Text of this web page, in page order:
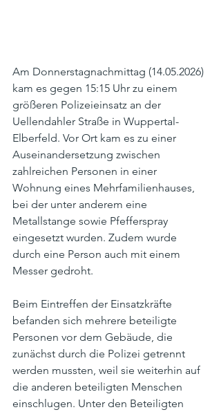
Am Donnerstagnachmittag (14.05.2026)
kam es gegen 15:15 Uhr zu einem
größeren Polizeieinsatz an der
Uellendahler Straße in Wuppertal-
Elberfeld. Vor Ort kam es zu einer
Auseinandersetzung zwischen
zahlreichen Personen in einer
Wohnung eines Mehrfamilienhauses,
bei der unter anderem eine
Metallstange sowie Pfefferspray
eingesetzt wurden. Zudem wurde
durch eine Person auch mit einem
Messer gedroht.
Beim Eintreffen der Einsatzkräfte
befanden sich mehrere beteiligte
Personen vor dem Gebäude, die
zunächst durch die Polizei getrennt
werden mussten, weil sie weiterhin auf
die anderen beteiligten Menschen
einschlugen. Unter den Beteiligten